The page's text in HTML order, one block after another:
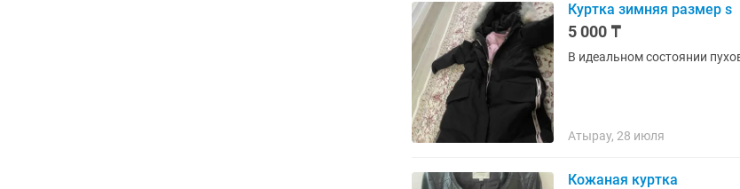
Куртка зимняя размер s
5 000 ₸
В идеальном состоянии
Атырау, 28 июля
Кожаная куртка